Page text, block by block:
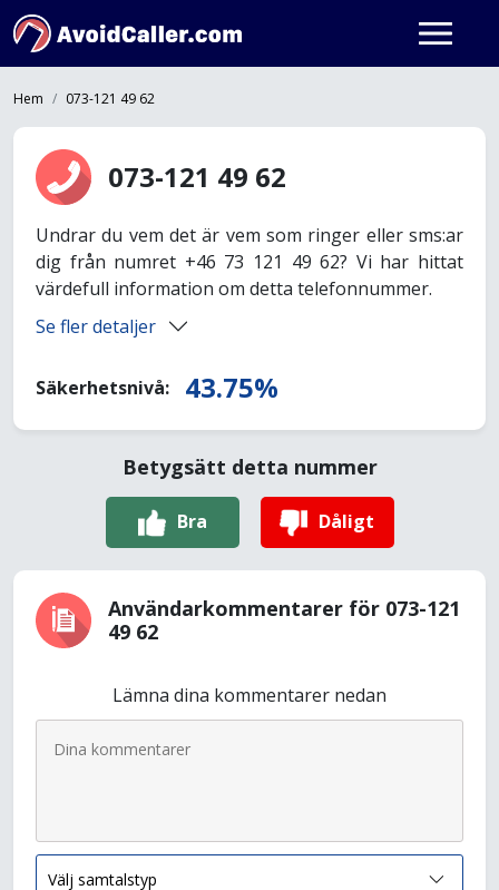
Hem 073-121 49 62
073-121 49 62
Undrar du vem det är vem som ringer eller sms:ar
dig från numret +46 73 121 49 62? Vi har hittat
värdefull information om detta telefonnummer.
Se fler detaljer
Säkerhetsnivå: 43.75%
Betygsätt detta nummer
Bra Dåligt
Användarkommentarer för 073-121
49 62
Lämna dina kommentarer nedan